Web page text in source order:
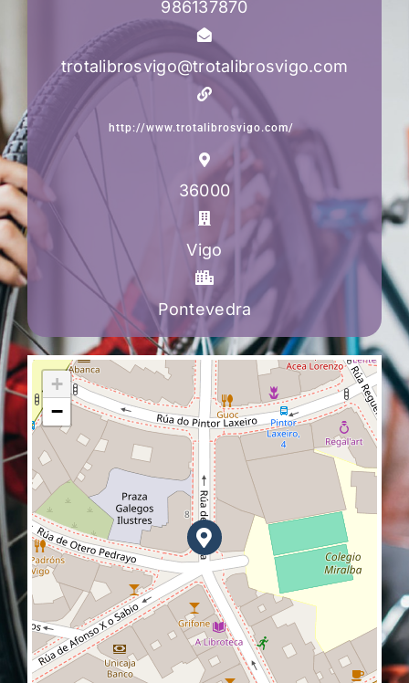
986137870
trotalibrosvigo@trotalibrosvigo.com
http://www.trotalibrosvigo.com/
36000
Vigo
Pontevedra
+
−